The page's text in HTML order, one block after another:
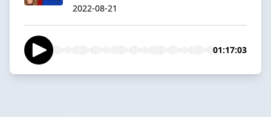
2022-08-21
01:17:03